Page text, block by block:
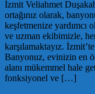
İzmit Veliahmet
ortağınız olarak,
keşfetmenize
ve uzman ekibimizle,
karşılamaktayız.
Banyonuz, evinizin en
alanı mükemmel hale
fonksiyonel ve […]